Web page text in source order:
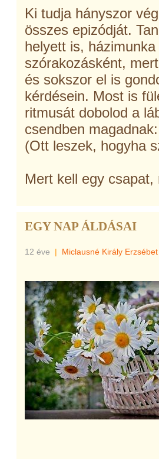
Ki tudja hányszor
összes epizódját.
helyett is,
szórakozásként,
és sokszor el is
kérdésein. Most is
ritmusát dobolod a
csendben
(Ott leszek, hogyha
Mert kell egy
EGY NAP ÁLDÁSAI
12 éve | Miclausné Király Erzsébet